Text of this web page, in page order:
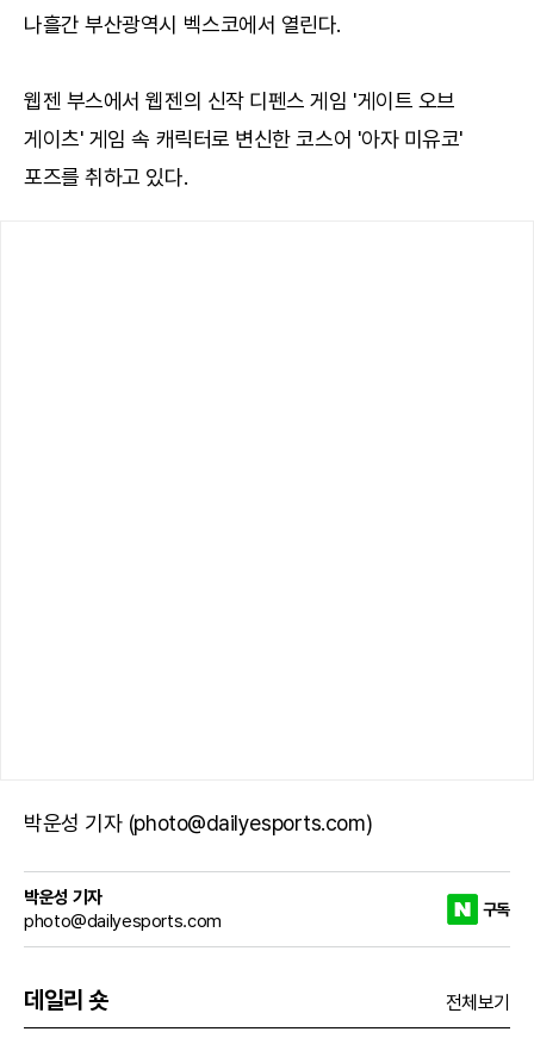
나흘간 부산광역시 벡스코에서 열린다.
웹젠 부스에서 웹젠의 신작 디펜스 게임 '게이트 오브
게이츠' 게임 속 캐릭터로 변신한 코스어 '아자 미유코'
포즈를 취하고 있다.
박운성 기자 (photo@dailyesports.com)
박운성 기자
photo@dailyesports.com
구독
데일리 숏 전체보기